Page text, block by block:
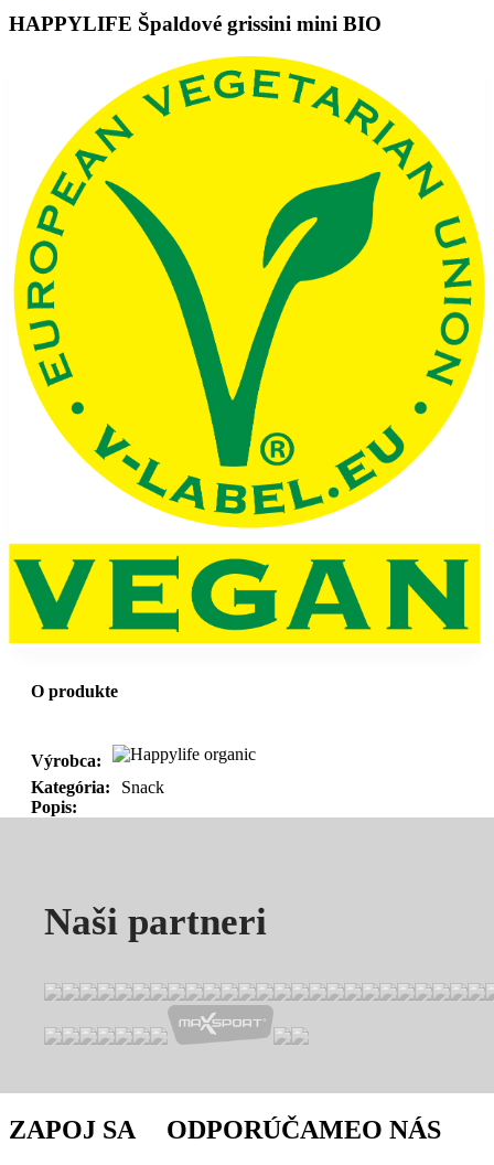
HAPPYLIFE Špaldové grissini mini BIO
O produkte
Výrobca:
Kategória:
Snack
Popis:
Naši partneri
ZAPOJ SA ODPORÚČAMEO NÁS